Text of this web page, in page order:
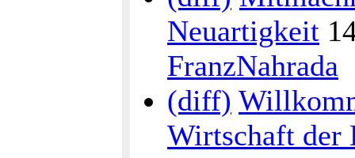
Neuartigkeit
FranzNahrada
(diff)
Wirtschaft der